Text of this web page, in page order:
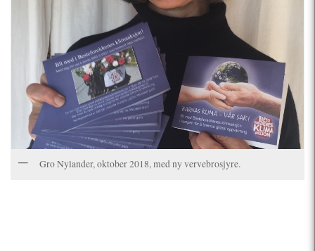
Gro Nylander, oktober 2018, med ny vervebrosjyre.